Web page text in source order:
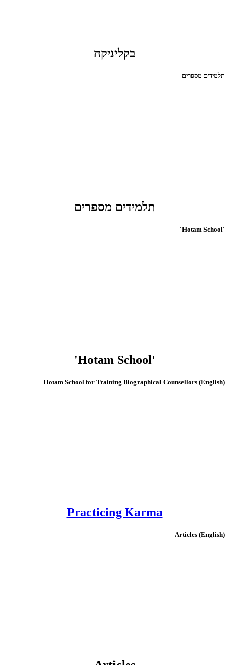
בקליניקה
תלמידים מספרים
תלמידים מספרים
'Hotam School'
'Hotam School'
(English) Hotam School for Training Biographical Counsellors
Practicing Karma
(English) Articles